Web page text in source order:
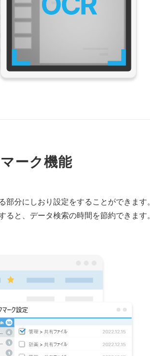
ーク機能
分にしおり設定をすることができます。
と、データ検索の時間を節約できます。